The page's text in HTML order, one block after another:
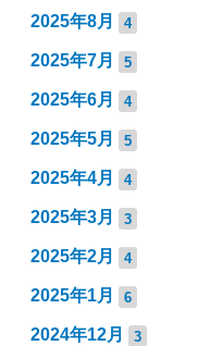
2025年8月 4
2025年7月 5
2025年6月 4
2025年5月 5
2025年4月 4
2025年3月 3
2025年2月 4
2025年1月 6
2024年12月 3